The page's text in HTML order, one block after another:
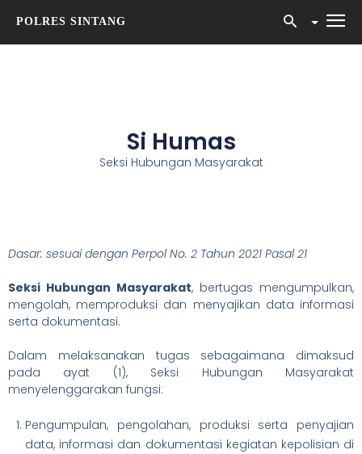
POLRES SINTANG
Si Humas
Seksi Hubungan Masyarakat
Dasar: sesuai dengan Perpol No. 2 Tahun 2021 Pasal 21
Seksi Hubungan Masyarakat, bertugas mengumpulkan,
mengolah, memproduksi dan menyajikan data informasi
serta dokumentasi.
Dalam melaksanakan tugas sebagaimana dimaksud
pada ayat (1), Seksi Hubungan Masyarakat
menyelenggarakan fungsi:
Pengumpulan, pengolahan, produksi serta penyajian
data, informasi dan dokumentasi kegiatan kepolisian di